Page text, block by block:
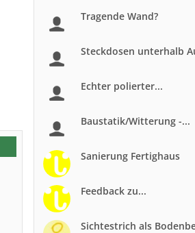
Tragende Wand?
Steckdosen unterhalb
Echter polierter...
Baustatik/Witterung -...
Sanierung Fertighaus
Feedback zu...
Sichtestrich als